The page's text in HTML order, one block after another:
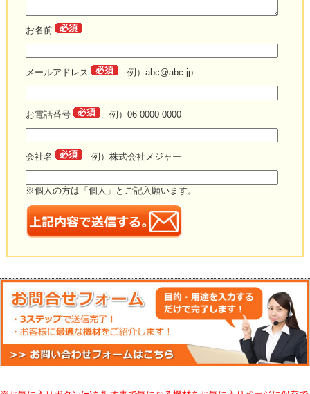
お名前
メールアドレス 例）abc@abc.jp
お電話番号 例）06-0000-0000
会社名 例）株式会社メジャー
※個人の方は「個人」とご記入願います。